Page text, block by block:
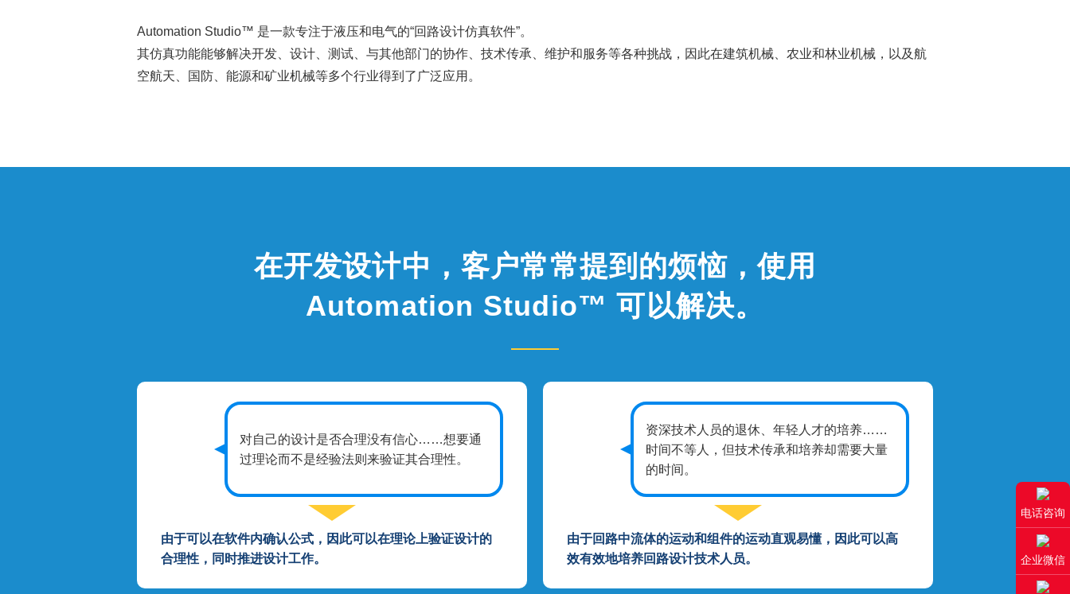
Automation Studio™ 是一款专注于液压和电气的“回路设计仿真软件”。
其仿真功能能够解决开发、设计、测试、与其他部门的协作、技术传承、维护和服务等各种挑战，因此在建筑机械、农业和林业机械，以及航
空航天、国防、能源和矿业机械等多个行业得到了广泛应用。
在开发设计中，客户常常提到的烦恼，使用
Automation Studio™ 可以解决。
对自己的设计是否合理没有信心……想要通
过理论而不是经验法则来验证其合理性。
由于可以在软件内确认公式，因此可以在理论上验证设计的
合理性，同时推进设计工作。
资深技术人员的退休、年轻人才的培养……
时间不等人，但技术传承和培养却需要大量
的时间。
由于回路中流体的运动和组件的运动直观易懂，因此可以高
效有效地培养回路设计技术人员。
电话咨询
企业微信